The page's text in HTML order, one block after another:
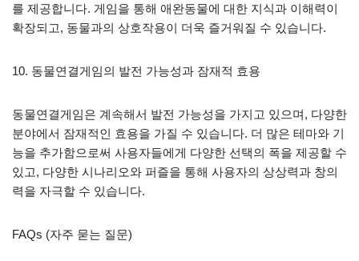
를 제공합니다. 게임을 통해 애완동물에 대한 지식과 이해력이
확장되고, 동물과의 상호작용이 더욱 즐거워질 수 있습니다.
10. 동물연결게임의 발전 가능성과 잠재적 효용
동물연결게임은 계속해서 발전 가능성을 가지고 있으며, 다양한
분야에서 잠재적인 효용을 가질 수 있습니다. 더 많은 테마와 기
능을 추가함으로써 사용자들에게 다양한 선택의 폭을 제공할 수
있고, 다양한 시나리오와 퍼즐을 통해 사용자의 상상력과 창의
력을 자극할 수 있습니다.
FAQs (자주 묻는 질문)